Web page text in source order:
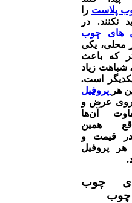
پلاست را
نکنند. در
های چوب
محلی، یکی
که باعث
شباهت زیاد
است.
هر پروفیل
عرض و
آن‌ها
همین
قیمت و
هر پروفیل
چوب
چوب